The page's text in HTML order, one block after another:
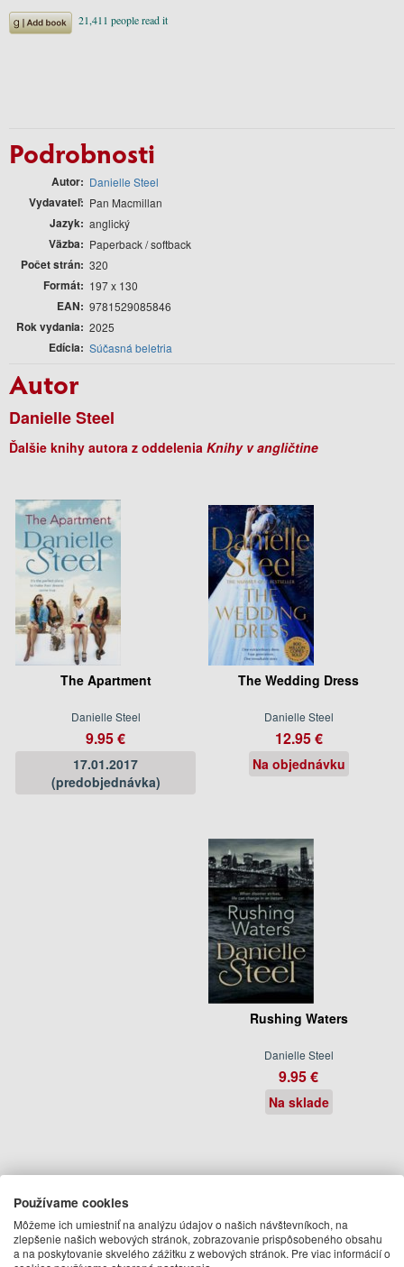
Podrobnosti
Autor Danielle Steel
Vydavateľ Pan Macmillan
Jazyk anglický
Väzba Paperback / softback
Počet strán 320
Formát 197 x 130
EAN 9781529085846
Rok vydania 2025
Edícia Súčasná beletria
Autor
Danielle Steel
Ďalšie knihy autora z oddelenia Knihy v angličtine
The Apartment
Danielle Steel
9.95 €
17.01.2017
(predobjednávka)
The Wedding Dress
Danielle Steel
12.95 €
Na objednávku
Rushing Waters
Danielle Steel
9.95 €
Na sklade
Používame cookies
Môžeme ich umiestniť na analýzu údajov o našich návštevníkoch, na
zlepšenie našich webových stránok, zobrazovanie prispôsobeného obsahu
a na poskytovanie skvelého zážitku z webových stránok. Pre viac informácií o